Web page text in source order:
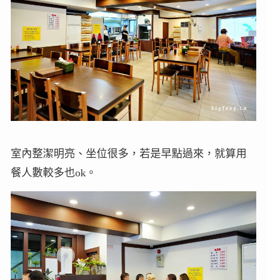
室內整潔明亮、坐位很多，若是早點過來，就算用
餐人數較多也ok。